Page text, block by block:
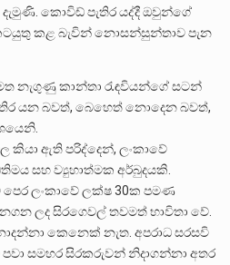
දැමුණි. කොවිඩ් පැතිර යද්දී ඔවුන්ගේ
කළ බැවින් නොසන්සුන්තාව පැන
නැගුණු කාන්තා රැඳවියන්ගේ සටන්
යන බවත්, බෙහෙත් නොදෙන බවත්,
කියා ඇති පරිද්දෙන්, ලංකාවේ
සහ ව්‍යුහාත්මක අර්බුදයකි.
ලංකාවේ ලක්ෂ 30ක පමණ
ලද සිරගෙවල් තවමත් භාවිතා වේ.
කෙනෙක් නැත. අපරාධ සරසවි
සමහර සිරකරුවන් නිදාගන්නා අතර